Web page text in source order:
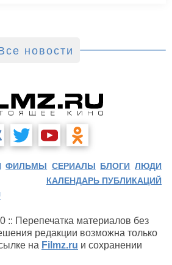
новости
ФИЛЬМЫ СЕРИАЛЫ БЛОГИ ЛЮДИ
КАЛЕНДАРЬ ПУБЛИКАЦИЙ
:: Перепечатка материалов без
редакции возможна только
на Filmz.ru и сохранении